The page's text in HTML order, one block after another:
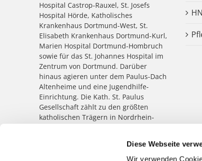
Diese Webseite
Wir verwenden
Hospital Castrop-Rauxel, St. Josefs
Hospital Hörde, Katholisches
Krankenhaus Dortmund-West, St.
Elisabeth Krankenhaus Dortmund-Kurl,
Marien Hospital Dortmund-Hombruch
sowie für das St. Johannes Hospital im
Zentrum von Dortmund. Darüber
hinaus agieren unter dem Paulus-Dach
Altenheime und eine Jugendhilfe-
Einrichtung. Die Kath. St. Paulus
Gesellschaft zählt zu den größten
katholischen Trägern in Nordrhein-
anvertrauten Patient:innen,
Bewohner:innen, Kinder und